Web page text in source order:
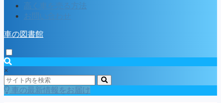
高く車を売る方法
お問い合わせ
車の図書館
×
車の最新情報をお届け